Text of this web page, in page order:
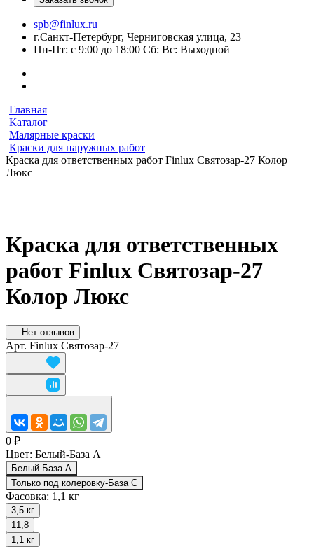
spb@finlux.ru
г.Санкт-Петербург, Черниговская улица, 23
Пн-Пт: с 9:00 до 18:00 Сб: Вс: Выходной
Главная
Каталог
Малярные краски
Краски для наружных работ
Краска для ответственных работ Finlux Святозар-27 Колор
Люкс
Краска для ответственных
работ Finlux Святозар-27
Колор Люкс
Нет отзывов
Арт. Finlux Святозар-27
0 ₽
Цвет: Белый-База А
Белый-База А
Только под колеровку-База С
Фасовка: 1,1 кг
3,5 кг
11,8
1,1 кг